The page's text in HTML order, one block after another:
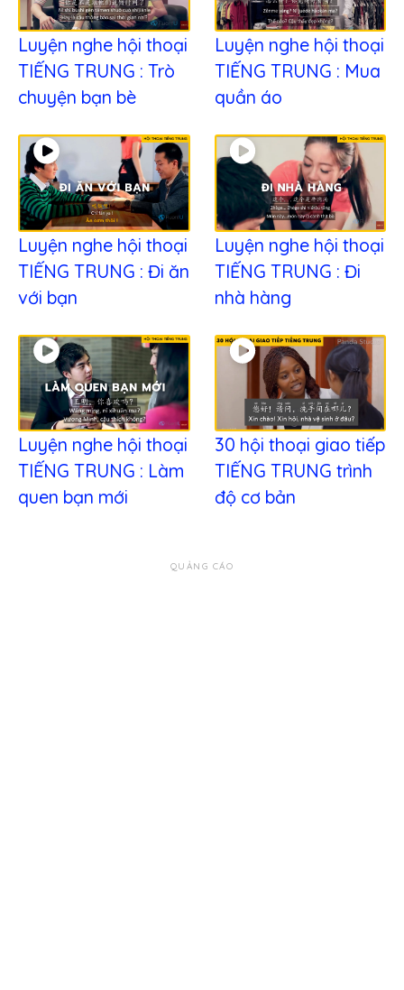
Luyện nghe hội thoại
TIẾNG TRUNG : Trò
chuyện bạn bè
Luyện nghe hội thoại
TIẾNG TRUNG : Mua
quần áo
Luyện nghe hội thoại
TIẾNG TRUNG : Đi ăn
với bạn
Luyện nghe hội thoại
TIẾNG TRUNG : Đi
nhà hàng
Luyện nghe hội thoại
TIẾNG TRUNG : Làm
quen bạn mới
30 hội thoại giao tiếp
TIẾNG TRUNG trình
độ cơ bản
QUẢNG CÁO